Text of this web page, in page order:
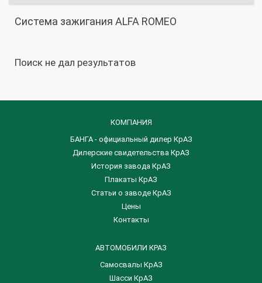
Система зажигания ALFA ROMEO
Поиск не дал результатов
КОМПАНИЯ
БАНГА - официальный дилер КрАЗ
Дилерские свидетельства КрАЗ
История завода КрАЗ
Плакаты КрАЗ
Статьи о заводе КрАЗ
Цены
Контакты
АВТОМОБИЛИ КРАЗ
Самосвалы КрАЗ
Шасси КрАЗ